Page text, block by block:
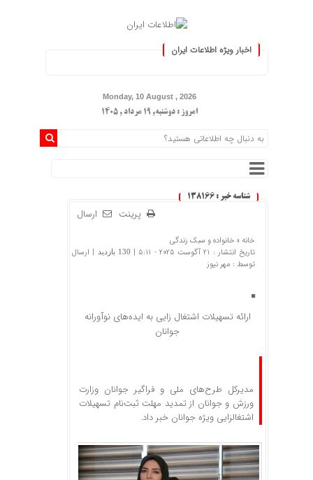
اخبار ویژه اطلاعات ایران
Monday, 10 August , 2026
امروز : دوشنبه, ۱۹ مرداد , ۱۴۰۵
شناسه خبر : 138166
ارسال پرینت
خانه » خانواده و سبک زندگی
تاریخ انتشار : 21 آگوست 2025 - 5:11 |
130 بازدید
| ارسال
توسط : مهر نیوز
ارائه تسهیلات اشتغال زایی به ایده‌های نوآورانه
جوانان
مدیرکل طرح‌های ملی و فراگیر جوانان وزارت
ورزش و جوانان از تمدید مهلت ثبت‌نام تسهیلات
اشتغالزایی ویژه جوانان خبر داد.